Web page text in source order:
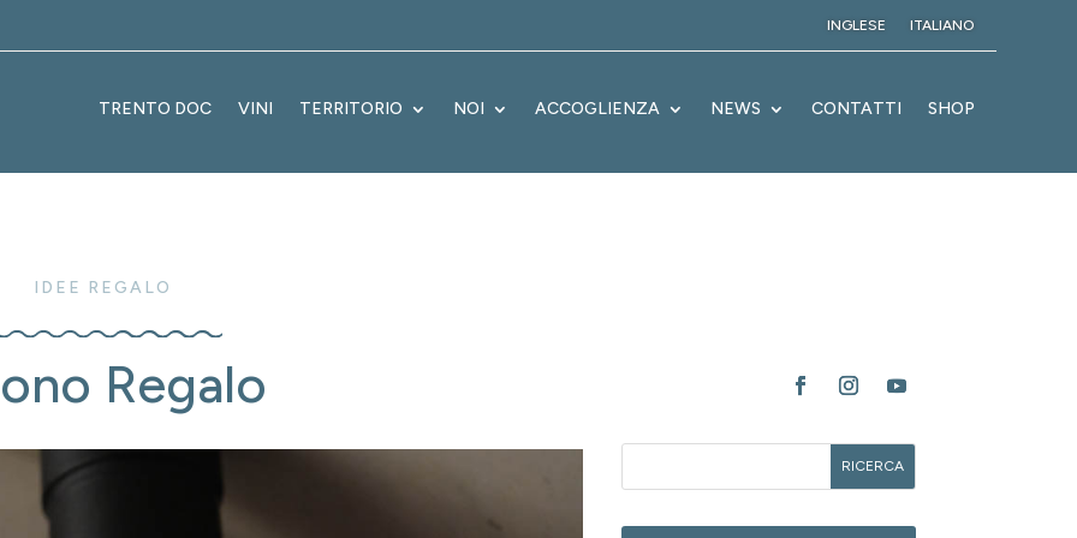
INGLESE ITALIANO
TRENTO DOC VINI TERRITORIO NOI ACCOGLIENZA NEWS CONTATTI SHOP
IDEE REGALO
Regalo